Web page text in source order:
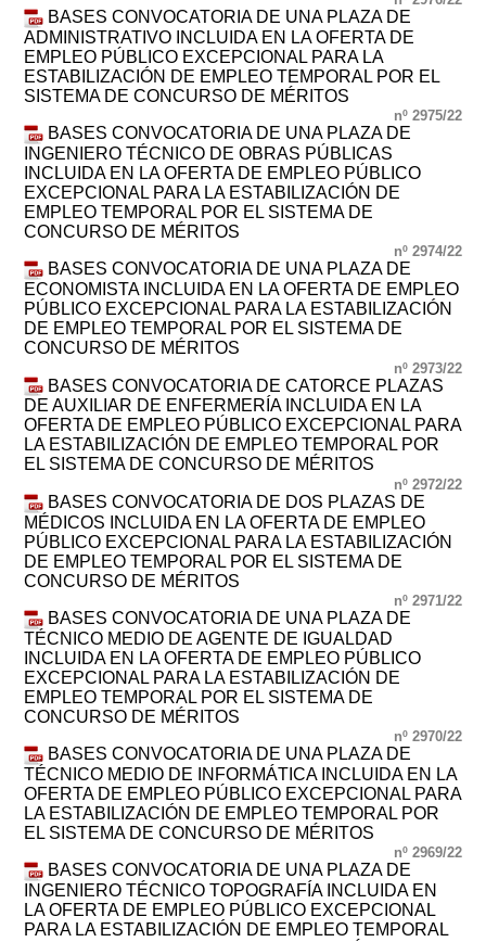
BASES CONVOCATORIA DE UNA PLAZA DE
ADMINISTRATIVO INCLUIDA EN LA OFERTA DE
EMPLEO PÚBLICO EXCEPCIONAL PARA LA
ESTABILIZACIÓN DE EMPLEO TEMPORAL POR EL
SISTEMA DE CONCURSO DE MÉRITOS
nº 2975/22
BASES CONVOCATORIA DE UNA PLAZA DE
INGENIERO TÉCNICO DE OBRAS PÚBLICAS
INCLUIDA EN LA OFERTA DE EMPLEO PÚBLICO
EXCEPCIONAL PARA LA ESTABILIZACIÓN DE
EMPLEO TEMPORAL POR EL SISTEMA DE
CONCURSO DE MÉRITOS
nº 2974/22
BASES CONVOCATORIA DE UNA PLAZA DE
ECONOMISTA INCLUIDA EN LA OFERTA DE EMPLEO
PÚBLICO EXCEPCIONAL PARA LA ESTABILIZACIÓN
DE EMPLEO TEMPORAL POR EL SISTEMA DE
CONCURSO DE MÉRITOS
nº 2973/22
BASES CONVOCATORIA DE CATORCE PLAZAS
DE AUXILIAR DE ENFERMERÍA INCLUIDA EN LA
OFERTA DE EMPLEO PÚBLICO EXCEPCIONAL PARA
LA ESTABILIZACIÓN DE EMPLEO TEMPORAL POR
EL SISTEMA DE CONCURSO DE MÉRITOS
nº 2972/22
BASES CONVOCATORIA DE DOS PLAZAS DE
MÉDICOS INCLUIDA EN LA OFERTA DE EMPLEO
PÚBLICO EXCEPCIONAL PARA LA ESTABILIZACIÓN
DE EMPLEO TEMPORAL POR EL SISTEMA DE
CONCURSO DE MÉRITOS
nº 2971/22
BASES CONVOCATORIA DE UNA PLAZA DE
TÉCNICO MEDIO DE AGENTE DE IGUALDAD
INCLUIDA EN LA OFERTA DE EMPLEO PÚBLICO
EXCEPCIONAL PARA LA ESTABILIZACIÓN DE
EMPLEO TEMPORAL POR EL SISTEMA DE
CONCURSO DE MÉRITOS
nº 2970/22
BASES CONVOCATORIA DE UNA PLAZA DE
TÉCNICO MEDIO DE INFORMÁTICA INCLUIDA EN LA
OFERTA DE EMPLEO PÚBLICO EXCEPCIONAL PARA
LA ESTABILIZACIÓN DE EMPLEO TEMPORAL POR
EL SISTEMA DE CONCURSO DE MÉRITOS
nº 2969/22
BASES CONVOCATORIA DE UNA PLAZA DE
INGENIERO TÉCNICO TOPOGRAFÍA INCLUIDA EN
LA OFERTA DE EMPLEO PÚBLICO EXCEPCIONAL
PARA LA ESTABILIZACIÓN DE EMPLEO TEMPORAL